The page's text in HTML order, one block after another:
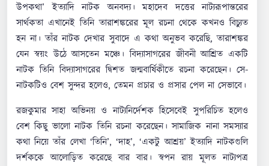
উপকথা’ ইত্যাদি নাটক অনবদ্য। মহাদেব দত্তের নাট্যরূপান্তরের
সার্থকতা এখানেই তিনি তারাশঙ্করের মূল রচনা থেকে কখনও বিচ্যুত
হন না। তাঁর নাটক দেখার সুবাদে এ কথা অনুভব করেছি, তারাশঙ্কর
যেন স্বয়ং উঠে আসতেন মঞ্চে। বিদ্যাসাগরের জীবনী আশ্রিত একটি
নাটক তিনি বিদ্যাসাগরের দ্বিশত জন্মবার্ষিকীতে রচনা করেছেন। সে-
নাটকটিও বেশ সুন্দর হলেও, তেমন প্রচার ও প্রসার পেল না সেভাবে।
রজকুমার সাহা অভিনয় ও নাট্যনির্দেশক হিসেবেই সুপরিচিত হলেও
বেশ কিছু ভালো নাটক তিনি রচনা করেছেন। সামাজিক নানা সমস্যার
কথা নিয়ে তাঁর লেখা ‘তিনি’, ‘দাহ’, ‘একটু আশ্রয়’ ইত্যাদি নাটকগুলি
দর্শককে আলোড়িত করেছে বার বার। স্বপন রায় মূলত নাট্যপত্র